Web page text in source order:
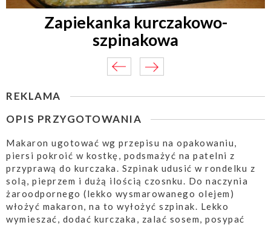
Zapiekanka kurczakowo-
szpinakowa
REKLAMA
OPIS PRZYGOTOWANIA
Makaron ugotować wg przepisu na opakowaniu,
piersi pokroić w kostkę, podsmażyć na patelni z
przyprawą do kurczaka. Szpinak udusić w rondelku z
solą, pieprzem i dużą ilością czosnku. Do naczynia
żaroodpornego (lekko wysmarowanego olejem)
włożyć makaron, na to wyłożyć szpinak. Lekko
wymieszać, dodać kurczaka, zalać sosem, posypać